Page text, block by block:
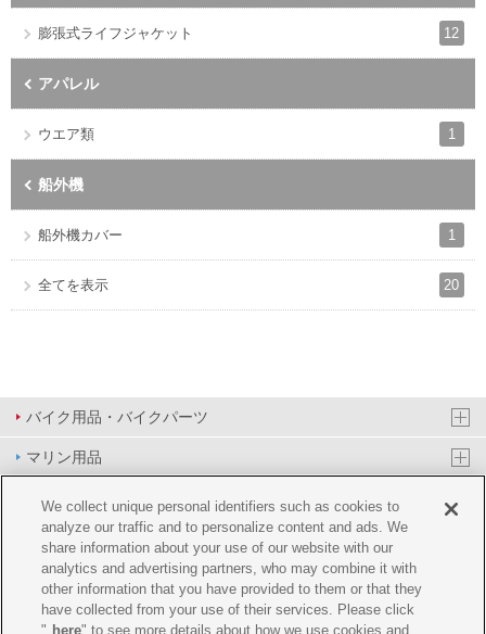
膨張式ライフジャケット 12
アパレル
ウエア類 1
船外機
船外機カバー 1
全てを表示 20
バイク用品・バイクパーツ
マリン用品
PAS/YPJ用品
その他用品
イベント&エンターテイメント
オンラインショップ
We collect unique personal identifiers such as cookies to
analyze our traffic and to personalize content and ads. We
share information about your use of our website with our
analytics and advertising partners, who may combine it with
other information that you have provided to them or that they
have collected from your use of their services. Please click
" here" to see more details about how we use cookies and